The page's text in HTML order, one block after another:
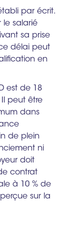
par écrit.
le salarié
sa prise
délai peut
en
est de 18
Il peut être
dans
de plein
ni
doit
contrat
à 10 % de
sur la